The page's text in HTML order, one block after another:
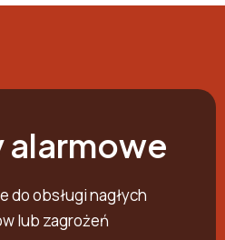
alarmowe
do obsługi nagłych
lub zagrożeń